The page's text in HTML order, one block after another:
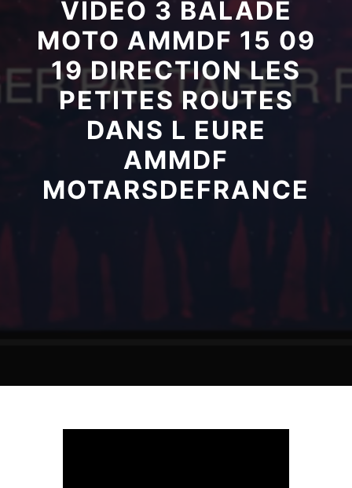
VIDEO 3 BALADE
MOTO AMMDF 15 09
19 DIRECTION LES
PETITES ROUTES
DANS L EURE
AMMDF
MOTARSDEFRANCE